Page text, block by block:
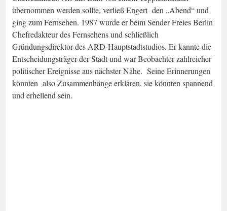
übernommen werden sollte, verließ Engert den „Abend“ und
ging zum Fernsehen. 1987 wurde er beim Sender Freies Berlin
Chefredakteur des Fernsehens und schließlich
Gründungsdirektor des ARD-Hauptstadtstudios. Er kannte die
Entscheidungsträger der Stadt und war Beobachter zahlreicher
politischer Ereignisse aus nächster Nähe. Seine Erinnerungen
könnten also Zusammenhänge erklären, sie könnten spannend
und erhellend sein.